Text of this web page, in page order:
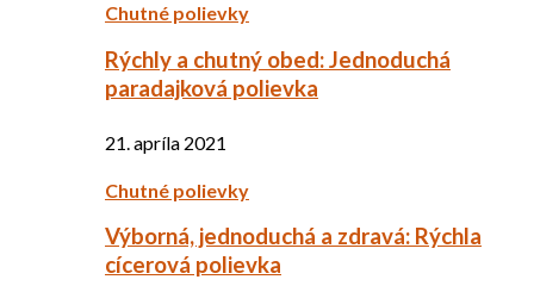
Chutné polievky
Rýchly a chutný obed: Jednoduchá
paradajková polievka
21. apríla 2021
Chutné polievky
Výborná, jednoduchá a zdravá: Rýchla
cícerová polievka